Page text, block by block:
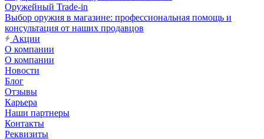
Оружейный Trade-in
Выбор оружия в магазине: профессиональная помощь и
консультация от наших продавцов
Акции
О компании
О компании
Новости
Блог
Отзывы
Карьера
Наши партнеры
Контакты
Реквизиты